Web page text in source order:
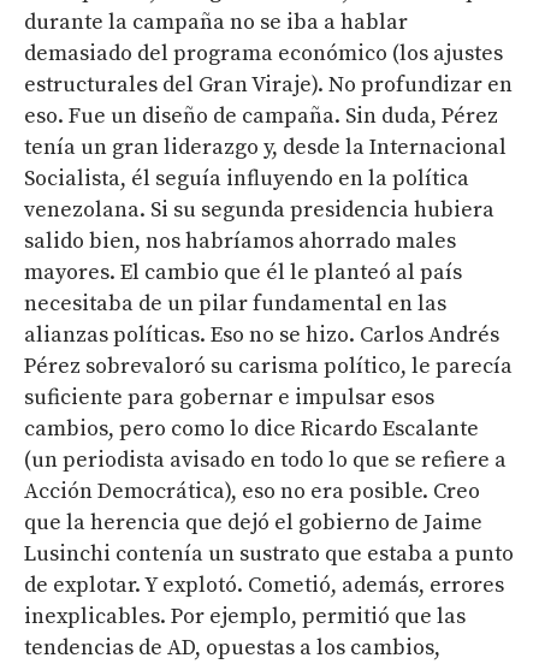
durante la campaña no se iba a hablar
demasiado del programa económico (los ajustes
estructurales del Gran Viraje). No profundizar en
eso. Fue un diseño de campaña. Sin duda, Pérez
tenía un gran liderazgo y, desde la Internacional
Socialista, él seguía influyendo en la política
venezolana. Si su segunda presidencia hubiera
salido bien, nos habríamos ahorrado males
mayores. El cambio que él le planteó al país
necesitaba de un pilar fundamental en las
alianzas políticas. Eso no se hizo. Carlos Andrés
Pérez sobrevaloró su carisma político, le parecía
suficiente para gobernar e impulsar esos
cambios, pero como lo dice Ricardo Escalante
(un periodista avisado en todo lo que se refiere a
Acción Democrática), eso no era posible. Creo
que la herencia que dejó el gobierno de Jaime
Lusinchi contenía un sustrato que estaba a punto
de explotar. Y explotó. Cometió, además, errores
inexplicables. Por ejemplo, permitió que las
tendencias de AD, opuestas a los cambios,